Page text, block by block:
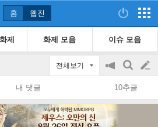
홈 웹진
제 화제 모음 이슈 모음
전체보기
공
지
on/off
검
색
글
쓰
내 댓글 10추글